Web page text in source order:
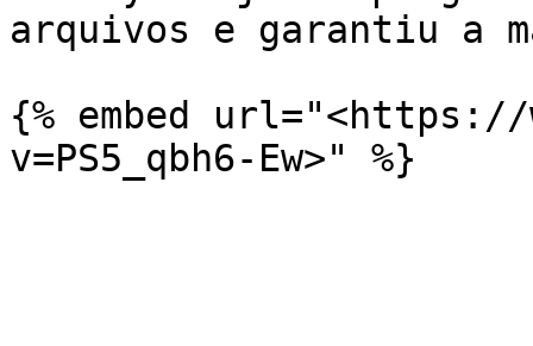
arquivos e garantiu a
{% embed url="<https://